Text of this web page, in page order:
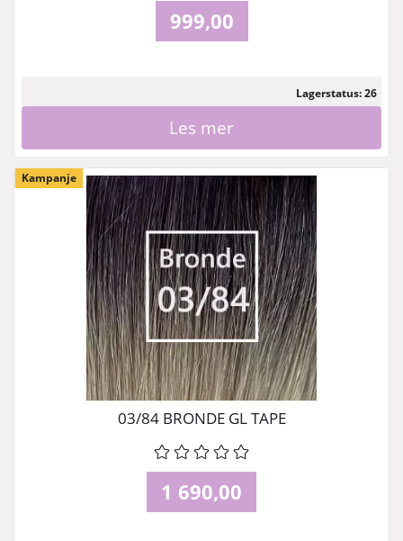
999,00
Lagerstatus: 26
Les mer
Kampanje
03/84 BRONDE GL TAPE
1 690,00